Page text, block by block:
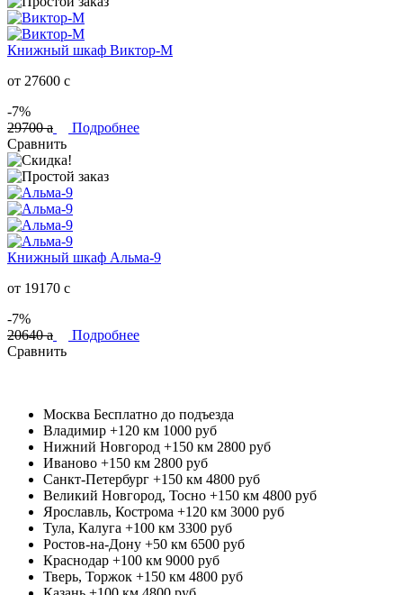
Книжный шкаф Виктор-М
от 27600 c
-7%
29700a
Подробнее
Сравнить
Книжный шкаф Альма-9
от 19170 c
-7%
20640a
Подробнее
Сравнить
Москва Бесплатно до подъезда
Владимир +120 км 1000 руб
Нижний Новгород +150 км 2800 руб
Иваново +150 км 2800 руб
Санкт-Петербург +150 км 4800 руб
Великий Новгород, Тосно +150 км 4800 руб
Ярославль, Кострома +120 км 3000 руб
Тула, Калуга +100 км 3300 руб
Ростов-на-Дону +50 км 6500 руб
Краснодар +100 км 9000 руб
Тверь, Торжок +150 км 4800 руб